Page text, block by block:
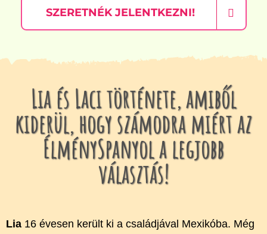
SZERETNÉK JELENTKEZNI!
Lia és Laci története, amiből
kiderül, hogy számodra miért az
ÉlménySpanyol a legjobb
választás!
Lia16 évesen került ki a családjával Mexikóba. Még